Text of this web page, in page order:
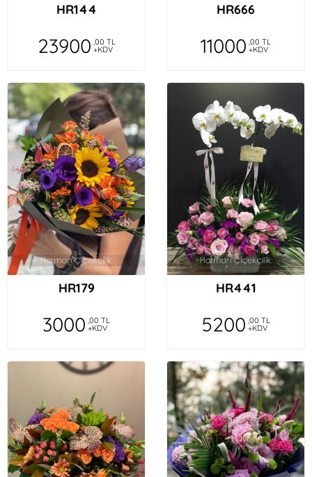
HR144
23900 ,00 TL
+KDV
HR666
11000 ,00 TL
+KDV
HR179
3000 ,00 TL
+KDV
HR441
5200 ,00 TL
+KDV